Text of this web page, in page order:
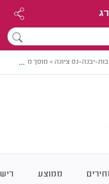
יבנה-נס ציונה > מוסך מומלץ -
...
ממוצע